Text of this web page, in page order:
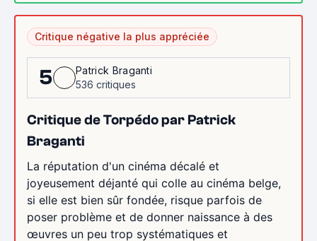
Critique négative la plus appréciée
5
Patrick Braganti
536 critiques
Critique de Torpédo par Patrick
Braganti
La réputation d'un cinéma décalé et
joyeusement déjanté qui colle au cinéma belge,
si elle est bien sûr fondée, risque parfois de
poser problème et de donner naissance à des
œuvres un peu trop systématiques et